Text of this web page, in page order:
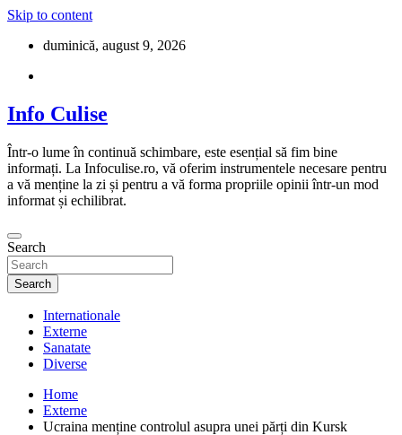
Skip to content
duminică, august 9, 2026
Info Culise
Într-o lume în continuă schimbare, este esențial să fim bine
informați. La Infoculise.ro, vă oferim instrumentele necesare pentru
a vă menține la zi și pentru a vă forma propriile opinii într-un mod
informat și echilibrat.
Search
Search
Internationale
Externe
Sanatate
Diverse
Home
Externe
Ucraina menține controlul asupra unei părți din Kursk